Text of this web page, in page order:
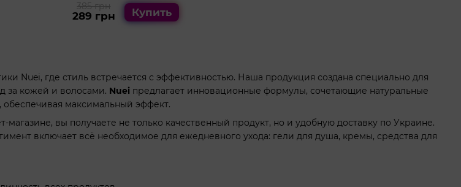
Nuei, где стиль встречается с эффективностью. Наша продукция создана специально для
за кожей и волосами. Nuei предлагает инновационные формулы, сочетающие натуральные
максимальный эффект.
вы получаете не только качественный продукт, но и удобную доставку по Украине.
включает всё необходимое для ежедневного ухода: гели для душа, кремы, средства для
385 грн
289 грн Купить